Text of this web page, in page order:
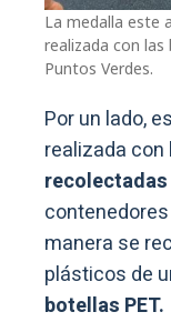
La medalla este
realizada con
Puntos Verdes.
Por un lado,
realizada con
manera se
plásticos de
botellas PET.